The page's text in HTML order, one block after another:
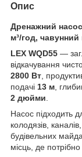
Опис
Дренажний
м³/год, чавунний
LEX WQD55 —
відкачування
2800 Вт ,
подачі 13 м ,
2 дюйми
Насос підходить
колодязів,
будівельних
місць, де